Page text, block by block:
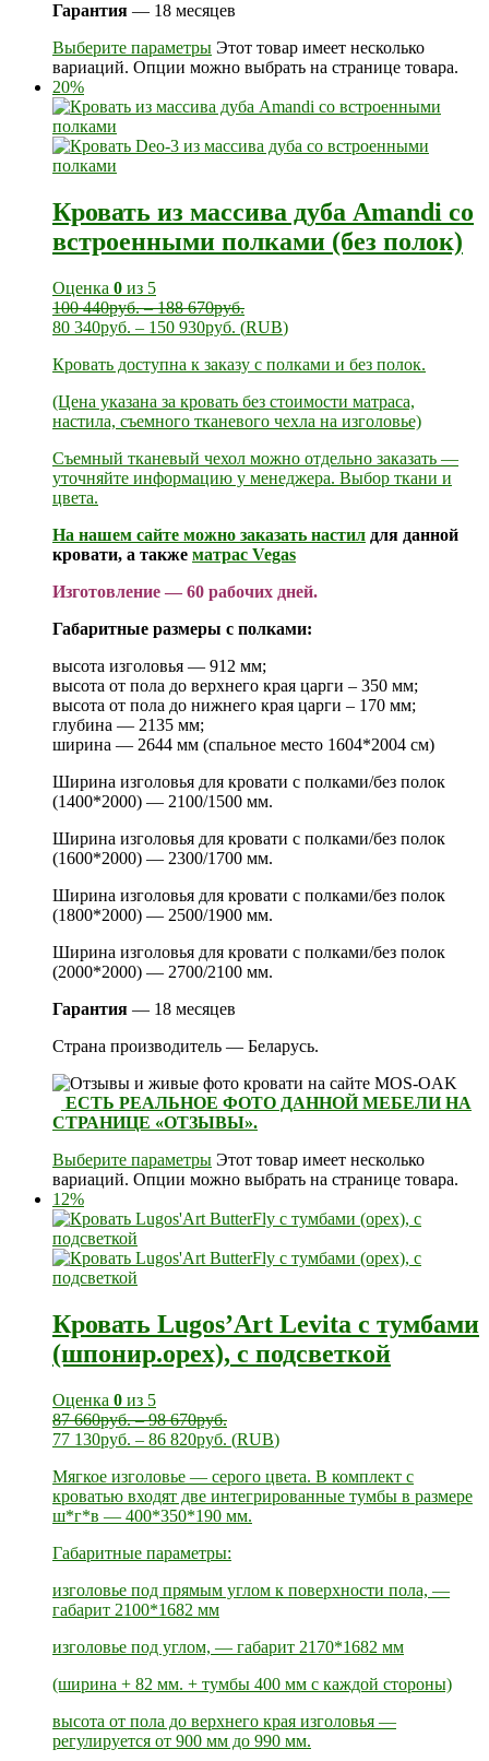
Гарантия — 18 месяцев
Выберите параметры Этот товар имеет несколько
вариаций. Опции можно выбрать на странице товара.
20%
Кровать из массива дуба Amandi со
встроенными полками (без полок)
Оценка 0 из 5
100 440руб.–188 670руб.
80 340руб. – 150 930руб. (RUB)
Кровать доступна к заказу с полками и без полок.
(Цена указана за кровать без стоимости матраса,
настила, съемного тканевого чехла на изголовье)
Съемный тканевый чехол можно отдельно заказать —
уточняйте информацию у менеджера. Выбор ткани и
цвета.
На нашем сайте можно заказать настил для данной
кровати, а также матрас Vegas
Изготовление — 60 рабочих дней.
Габаритные размеры с полками:
высота изголовья — 912 мм;
высота от пола до верхнего края царги – 350 мм;
высота от пола до нижнего края царги – 170 мм;
глубина — 2135 мм;
ширина — 2644 мм (спальное место 1604*2004 см)
Ширина изголовья для кровати с полками/без полок
(1400*2000) — 2100/1500 мм.
Ширина изголовья для кровати с полками/без полок
(1600*2000) — 2300/1700 мм.
Ширина изголовья для кровати с полками/без полок
(1800*2000) — 2500/1900 мм.
Ширина изголовья для кровати с полками/без полок
(2000*2000) — 2700/2100 мм.
Гарантия — 18 месяцев
Страна производитель — Беларусь.
ЕСТЬ РЕАЛЬНОЕ ФОТО ДАННОЙ МЕБЕЛИ НА
СТРАНИЦЕ «ОТЗЫВЫ».
Выберите параметры Этот товар имеет несколько
вариаций. Опции можно выбрать на странице товара.
12%
Кровать Lugos’Art Levita с тумбами
(шпонир.орех), с подсветкой
Оценка 0 из 5
87 660руб.–98 670руб.
77 130руб. – 86 820руб. (RUB)
Мягкое изголовье — серого цвета. В комплект с
кроватью входят две интегрированные тумбы в размере
ш*г*в — 400*350*190 мм.
Габаритные параметры:
изголовье под прямым углом к поверхности пола, —
габарит 2100*1682 мм
изголовье под углом, — габарит 2170*1682 мм
(ширина + 82 мм. + тумбы 400 мм с каждой стороны)
высота от пола до верхнего края изголовья —
регулируется от 900 мм до 990 мм.